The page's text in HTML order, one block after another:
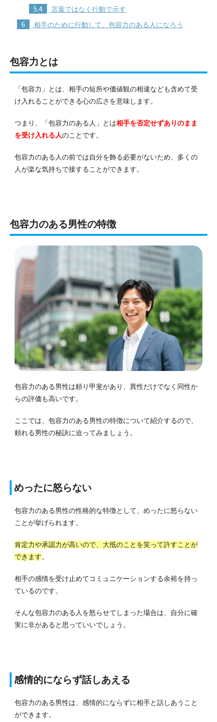
5.4 言葉ではなく行動で示す
6 相手のために行動して、包容力のある人になろう
包容力とは
「包容力」とは、相手の短所や価値観の相違なども含めて受
け入れることができる心の広さを意味します。
つまり、「包容力のある人」とは相手を否定せずありのまま
を受け入れる人のことです。
包容力のある人の前では自分を飾る必要がないため、多くの
人が楽な気持ちで接することができます。
包容力のある男性の特徴
包容力のある男性は頼り甲斐があり、異性だけでなく同性か
らの評価も高いです。
ここでは、包容力のある男性の特徴について紹介するので、
頼れる男性の秘訣に迫ってみましょう。
めったに怒らない
包容力のある男性の性格的な特徴として、めったに怒らない
ことが挙げられます。
肯定力や承認力が高いので、大抵のことを笑って許すことが
できます。
相手の感情を受け止めてコミュニケーションする余裕を持っ
ているのです。
そんな包容力のある人を怒らせてしまった場合は、自分に確
実に非があると思っていいでしょう。
感情的にならず話しあえる
包容力のある男性は、感情的にならずに相手と話しあうこと
ができます。